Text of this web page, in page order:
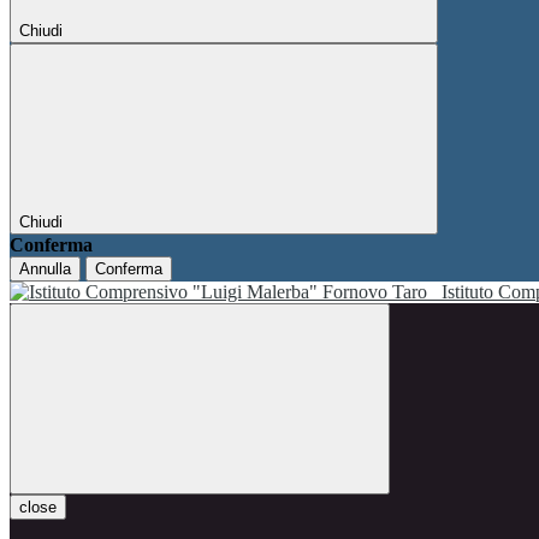
Chiudi
Chiudi
Conferma
Annulla Conferma
Istituto
close